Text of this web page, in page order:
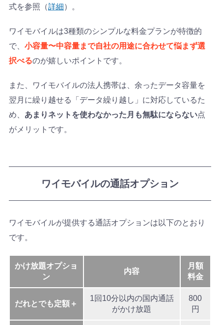
式を参照（詳細）。
ワイモバイルは3種類のシンプルな料金プランが特徴的
で、 小容量〜中容量まで自社の用途に合わせて悩まず選
択べるのが嬉しいポイントです。
また、ワイモバイルの法人携帯は、余ったデータ容量を
翌月に繰り越せる「データ繰り越し」に対応しているた
め、 あまりネットを使わなかった月も無駄にならない点
がメリットです。
ワイモバイルの通話オプション
ワイモバイルが提供する通話オプションは以下のとおり
です。
かけ放題オプショ
ン
内容
月額
料金
だれとでも定額＋
1回10分以内の国内通話
がかけ放題
800
円